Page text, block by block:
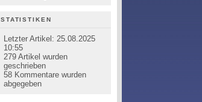
STATISTIKEN
Letzter Artikel: 25.08.2025
10:55
279Artikel wurden
geschrieben
58Kommentare wurden
abgegeben